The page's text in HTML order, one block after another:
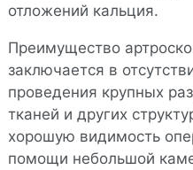
отложений кальция.
Преимущество
заключается в
проведения крупных
тканей и других
хорошую видимость
помощи небольшой